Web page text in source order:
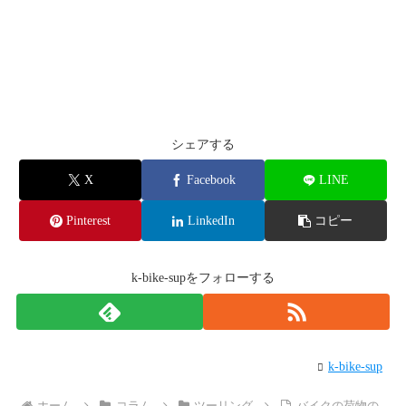
シェアする
X Facebook LINE
Pinterest LinkedIn コピー
k-bike-supをフォローする
k-bike-sup